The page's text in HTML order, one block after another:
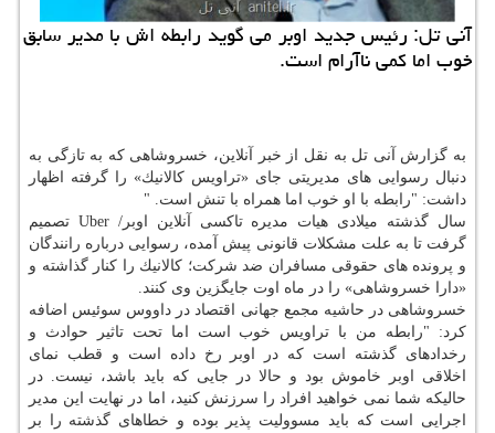
آنی تل: رئیس جدید اوبر می گوید رابطه اش با مدیر سابق
خوب اما كمی ناآرام است.
به گزارش آنی تل به نقل از خبر آنلاین، خسروشاهی كه به تازگی به
دنبال رسوایی های مدیریتی جای «تراویس كالانیك» را گرفته اظهار
داشت: "رابطه با او خوب اما همراه با تنش است. "
سال گذشته میلادی هیات مدیره تاكسی آنلاین اوبر/ Uber تصمیم
گرفت تا به علت مشكلات قانونی پیش آمده، رسوایی درباره رانندگان
و پرونده های حقوقی مسافران ضد شركت؛ كالانیك را كنار گذاشته و
«دارا خسروشاهی» را در ماه اوت جایگزین وی كنند.
خسروشاهی در حاشیه مجمع جهانی اقتصاد در داووس سوئیس اضافه
كرد: "رابطه من با تراویس خوب است اما تحت تاثیر حوادث و
رخدادهای گذشته است كه در اوبر رخ داده است و قطب نمای
اخلاقی اوبر خاموش بود و حالا در جایی كه باید باشد، نیست. در
حالیكه شما نمی خواهید افراد را سرزنش كنید، اما در نهایت این مدیر
اجرایی است كه باید مسوولیت پذیر بوده و خطاهای گذشته را بر